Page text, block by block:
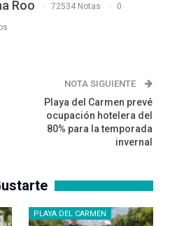
Roo
72534 Notas 0
NOTA SIGUIENTE
Playa del Carmen prevé
ocupación hotelera del
80% para la temporada
invernal
PLAYA DEL CARMEN